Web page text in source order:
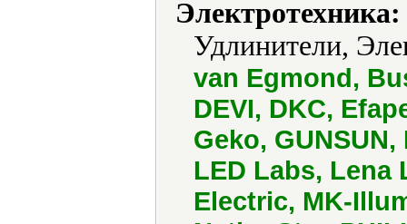
Электротехника:
Удлинители,
van Egmond,
DEVI, DKC,
Geko,
LED Labs, Lena
Electric, MK-